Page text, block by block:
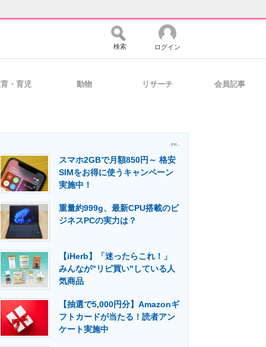
ュニティ マーケ×ITの今がよく分かる
活用を支援
メディア 建設×テクノロジーの最前線
検索 ログイン
・育児 動物 リサーチ 会員記事
- PR -
スマホ2GBで月額850円～ 格安
SIMをお得に使うキャンペーン
実施中！
重量約999g、最新CPU搭載のビ
ジネスPCの実力は？
【iHerb】「迷ったらこれ！」
みんなが"リピ買い"している人
気商品
【抽選で5,000円分】Amazonギ
フトカードが当たる！読者アン
ケート実施中